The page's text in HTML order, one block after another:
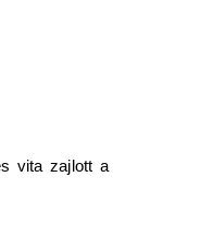
vita zajlott a